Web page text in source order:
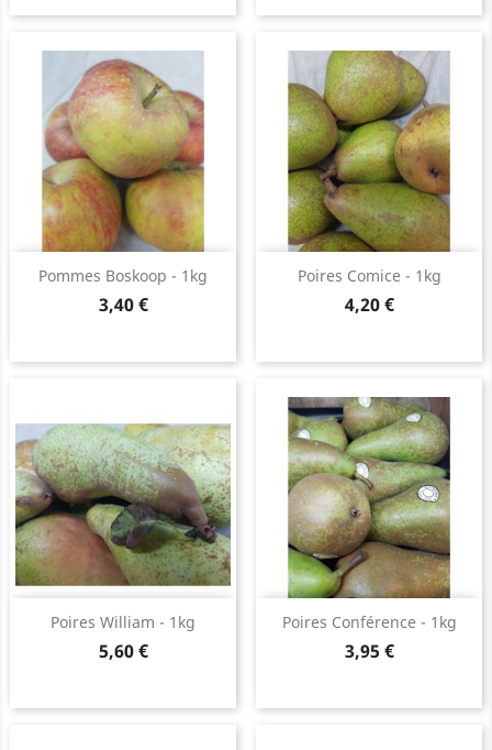
Pommes Boskoop - 1kg
Prix
3,40 €
Poires Comice - 1kg
Prix
4,20 €
Poires William - 1kg
Prix
5,60 €
Poires Conférence - 1kg
Prix
3,95 €